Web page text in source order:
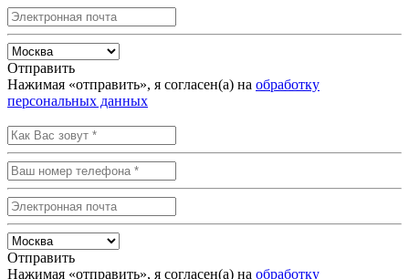
Отправить
Нажимая «отправить», я согласен(а) на обработку
персональных данных
Отправить
Нажимая «отправить», я согласен(а) на обработку